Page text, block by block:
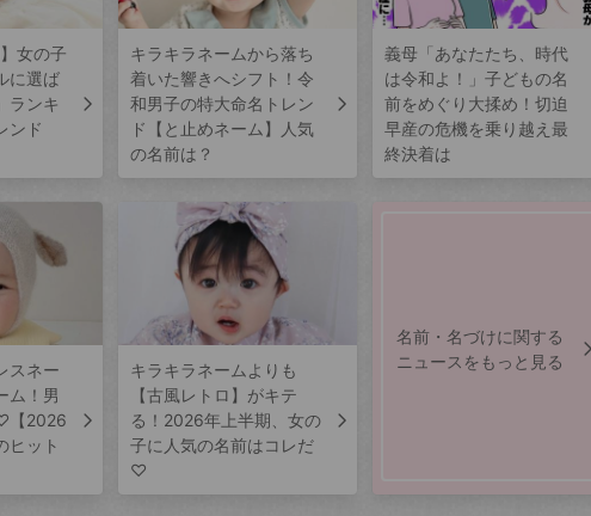
女の子
に選ば
ランキ
ンド
キラキラネームから落ち
着いた響きへシフト！令
和男子の特大命名トレン
ド【と止めネーム】人気
の名前は？
義母「あなたたち、時代
は令和よ！」子どもの名
前をめぐり大揉め！切迫
早産の危機を乗り越え最
終決着は
スネー
ム！男
【2026
ヒット
キラキラネームよりも
【古風レトロ】がキテ
る！2026年上半期、女の
子に人気の名前はコレだ
♡
名前・名づけに関する
ニュースをもっと見る